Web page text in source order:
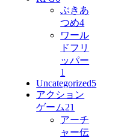
ぶきあ
つめ4
ワール
ドフリ
ッパー
1
Uncategorized5
アクション
ゲーム21
アーチ
ャー伝